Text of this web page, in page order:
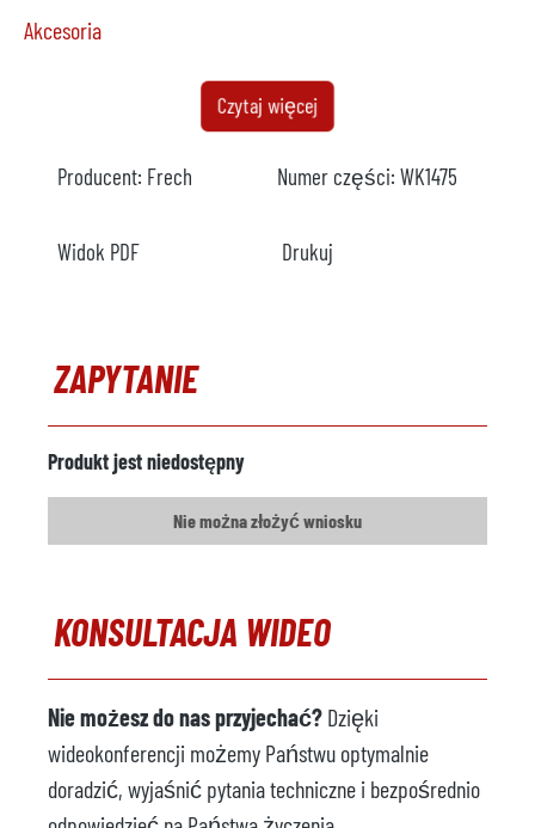
Akcesoria
dostępny
Typ
MB500/240
Model
Urządzenie do pomiaru
masy
Producent
Przenośnik taśmowy
dostępny
Model
GL-HM 140
Rok
2015
Opryskiwacz
Czytaj więcej
Producent: Frech Numer części: WK1475
Widok PDF Drukuj
ZAPYTANIE
Produkt jest niedostępny
Nie można złożyć wniosku
KONSULTACJA WIDEO
Nie możesz do nas przyjechać? Dzięki
wideokonferencji możemy Państwu optymalnie
doradzić, wyjaśnić pytania techniczne i bezpośrednio